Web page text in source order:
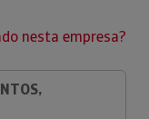
nesta empresa?